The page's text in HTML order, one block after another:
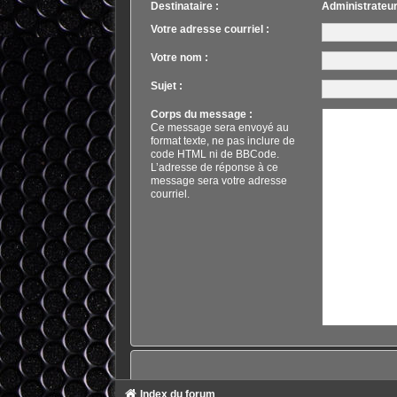
Destinataire :
Administrateur
Votre adresse courriel :
Votre nom :
Sujet :
Corps du message :
Ce message sera envoyé au
format texte, ne pas inclure de
code HTML ni de BBCode.
L’adresse de réponse à ce
message sera votre adresse
courriel.